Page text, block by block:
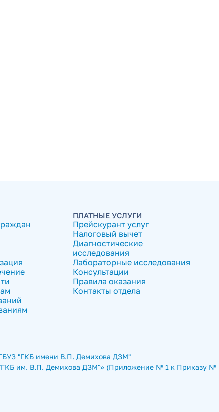
ПЛАТНЫЕ УСЛУГИ
Прейскурант услуг
Налоговый вычет
Диагностические
исследования
Лабораторные исследования
Консультации
Правила оказания
Контакты отдела
"ГКБ имени В.П. Демихова ДЗМ"
"ГКБ им. В.П. Демихова ДЗМ"» (Приложение № 1 к Приказу №